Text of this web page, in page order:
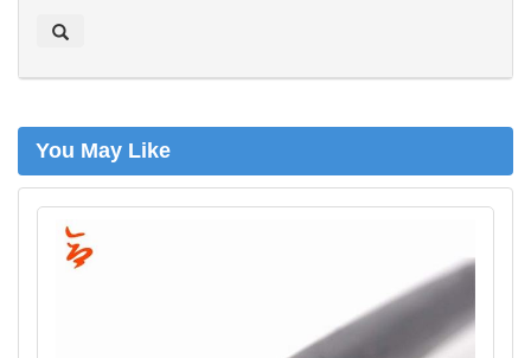
n
You May Like